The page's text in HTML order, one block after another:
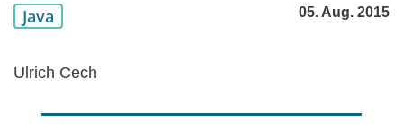
Java 05. Aug. 2015
Ulrich Cech